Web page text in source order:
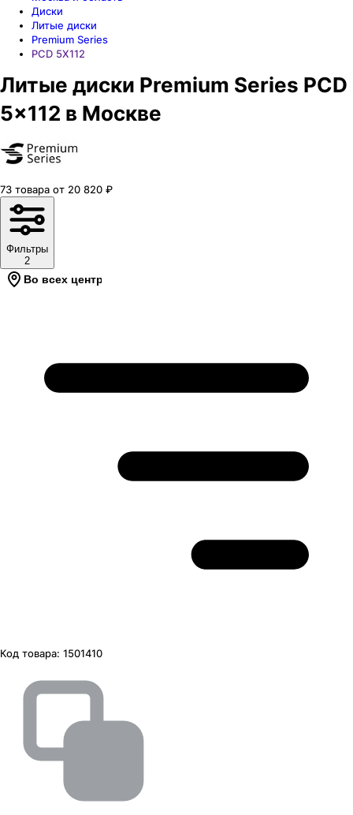
Диски
Литые диски
Premium Series
PCD 5X112
Литые диски Premium Series PCD
5x112 в Москве
73 товара от 20 820 ₽
Фильтры
2
Во всех центрах
Код товара: 1501410